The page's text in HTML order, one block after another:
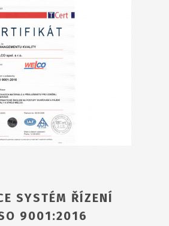
SYSTÉM ŘÍZENÍ
9001:2016